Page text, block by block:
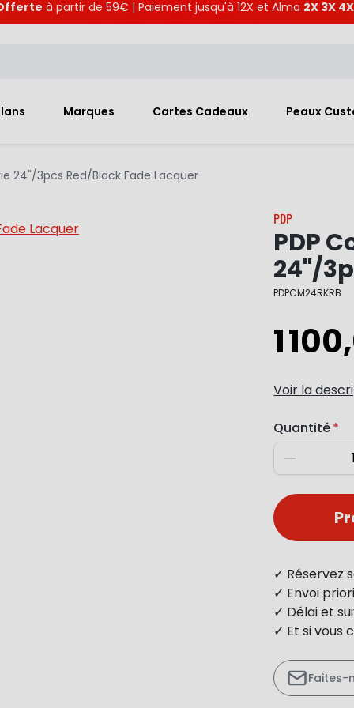
à partir de 59€ | Paiement jusqu'à 12X et Alma 2X 3X
Marques Cartes Cadeaux Peaux
24"/3pcs Red/Black Fade Lacquer
PDP
PDP
24"/
PDPCM24RKRB
1
Voir la
Quantité
Diminuer
✓ Réservez
✓ Envoi
✓ Délai et
✓ Et si vous
Faites-